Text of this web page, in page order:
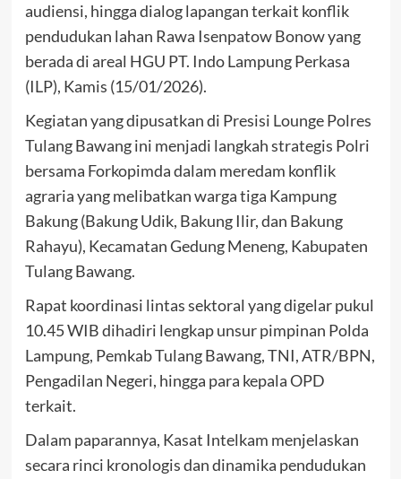
audiensi, hingga dialog lapangan terkait konflik
pendudukan lahan Rawa Isenpatow Bonow yang
berada di areal HGU PT. Indo Lampung Perkasa
(ILP), Kamis (15/01/2026).
Kegiatan yang dipusatkan di Presisi Lounge Polres
Tulang Bawang ini menjadi langkah strategis Polri
bersama Forkopimda dalam meredam konflik
agraria yang melibatkan warga tiga Kampung
Bakung (Bakung Udik, Bakung Ilir, dan Bakung
Rahayu), Kecamatan Gedung Meneng, Kabupaten
Tulang Bawang.
Rapat koordinasi lintas sektoral yang digelar pukul
10.45 WIB dihadiri lengkap unsur pimpinan Polda
Lampung, Pemkab Tulang Bawang, TNI, ATR/BPN,
Pengadilan Negeri, hingga para kepala OPD
terkait.
Dalam paparannya, Kasat Intelkam menjelaskan
secara rinci kronologis dan dinamika pendudukan